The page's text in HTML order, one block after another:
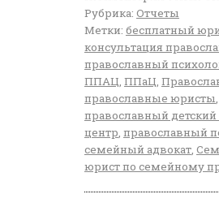
Рубрика: Отчеты
Метки: бесплатный
консультация
православный
ППАЦ, ППаЦ,
православные юристы
православный детский
центр, православный
семейный адвокат,
юрист по семейному